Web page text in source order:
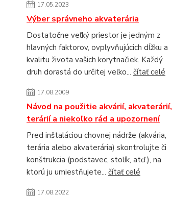
17.05.2023
Výber správneho akvaterária
Dostatočne veľký priestor je jedným z
hlavných faktorov, ovplyvňujúcich dĺžku a
kvalitu života vašich korytnačiek. Každý
druh dorastá do určitej veľko... čítať celé
17.08.2009
Návod na použitie akvárií, akvaterárií,
terárií a niekoľko rád a upozornení
Pred inštaláciou chovnej nádrže (akvária,
terária alebo akvaterária) skontrolujte či
konštrukcia (podstavec, stolík, atď.), na
ktorú ju umiestňujete... čítať celé
17.08.2022